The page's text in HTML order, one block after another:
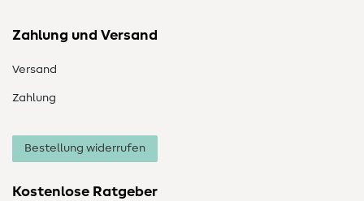
Zahlung und Versand
Versand
Zahlung
Bestellung widerrufen
Kostenlose Ratgeber